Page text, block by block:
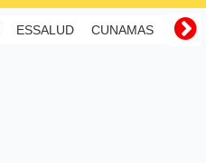
ESSALUD CUNAMAS